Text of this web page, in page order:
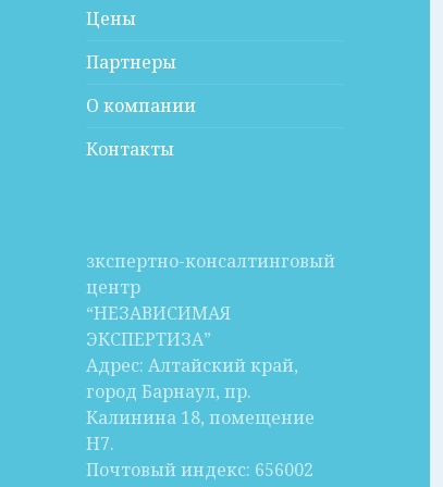
Цены
Партнеры
О компании
Контакты
зкспертно-консалтинговый
центр
“НЕЗАВИСИМАЯ
ЭКСПЕРТИЗА”
Адрес: Алтайский край,
город Барнаул, пр.
Калинина 18, помещение
Н7.
Почтовый индекс: 656002